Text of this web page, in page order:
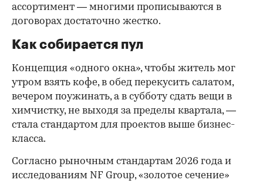
ассортимент — многими прописываются в
договорах достаточно жестко.
Как собирается пул
Концепция «одного окна», чтобы житель мог
утром взять кофе, в обед перекусить салатом,
вечером поужинать, а в субботу сдать вещи в
химчистку, не выходя за пределы квартала, —
стала стандартом для проектов выше бизнес-
класса.
Согласно рыночным стандартам 2026 года и
исследованиям NF Group, «золотое сечение»